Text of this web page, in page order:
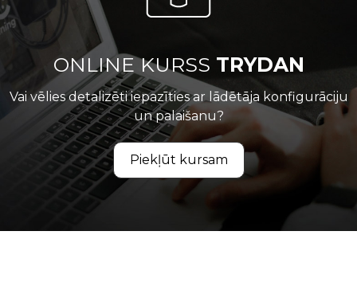
ONLINE KURSS TRYDAN
Vai vēlies detalizēti iepazīties ar lādētāja konfigurāciju
un palaišanu?
Piekļūt kursam